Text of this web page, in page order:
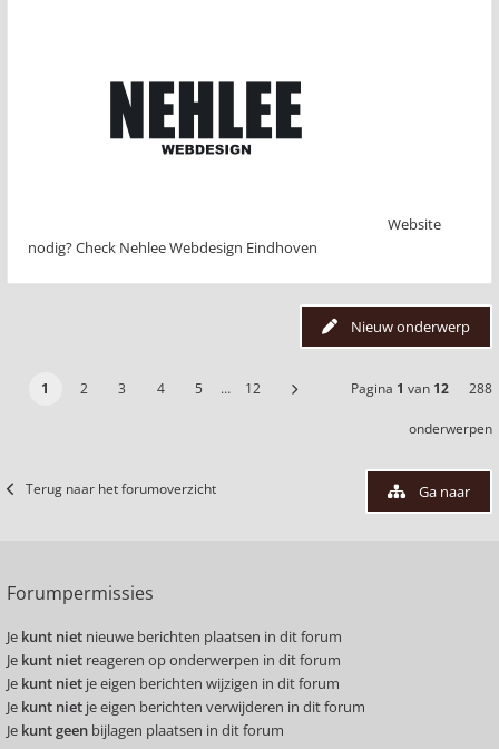
Website
nodig? Check Nehlee Webdesign Eindhoven
Nieuw onderwerp
1 2 3 4 5 … 12 Pagina 1 van 12 288
onderwerpen
Terug naar het forumoverzicht Ga naar
Forumpermissies
Je kunt niet nieuwe berichten plaatsen in dit forum
Je kunt niet reageren op onderwerpen in dit forum
Je kunt niet je eigen berichten wijzigen in dit forum
Je kunt niet je eigen berichten verwijderen in dit forum
Je kunt geen bijlagen plaatsen in dit forum